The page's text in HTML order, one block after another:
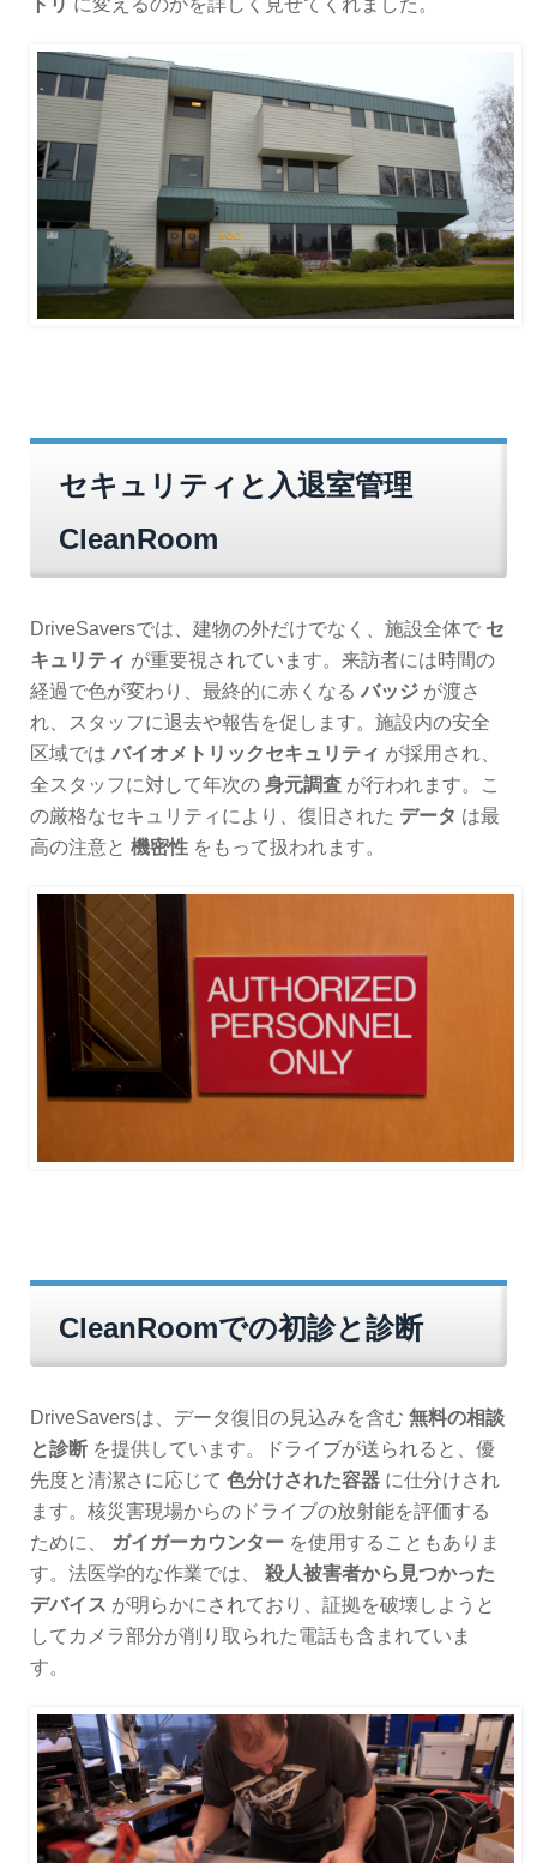
トリ に変えるのかを詳しく見せてくれました。
セキュリティと入退室管理
CleanRoom
DriveSaversでは、建物の外だけでなく、施設全体で セ
キュリティ が重要視されています。来訪者には時間の
経過で色が変わり、最終的に赤くなる バッジ が渡さ
れ、スタッフに退去や報告を促します。施設内の安全
区域では バイオメトリックセキュリティ が採用され、
全スタッフに対して年次の 身元調査 が行われます。こ
の厳格なセキュリティにより、復旧された データ は最
高の注意と 機密性 をもって扱われます。
CleanRoomでの初診と診断
DriveSaversは、データ復旧の見込みを含む 無料の相談
と診断 を提供しています。ドライブが送られると、優
先度と清潔さに応じて 色分けされた容器 に仕分けされ
ます。核災害現場からのドライブの放射能を評価する
ために、
ガイガーカウンター を使用することもありま
す。法医学的な作業では、 殺人被害者から見つかった
デバイス が明らかにされており、証拠を破壊しようと
してカメラ部分が削り取られた電話も含まれていま
す。